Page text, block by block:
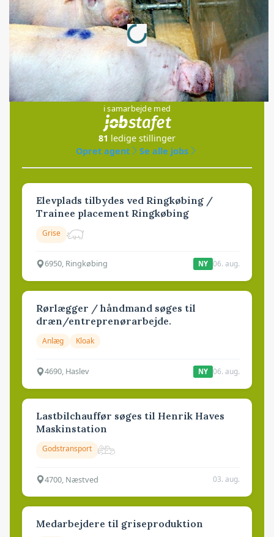
Annonce
Loading...
Jobs
i samarbejde med
81 ledige stillinger
Opret agent
Se alle jobs
Elevplads tilbydes ved Ringkøbing /
Trainee placement Ringkøbing
Grise
6950, Ringkøbing NY 06. aug.
Rørlægger / håndmand søges til
dræn/entreprenørarbejde.
Anlæg Kloak
4690, Haslev NY 06. aug.
Lastbilchauffør søges til Henrik Haves
Maskinstation
Godstransport
4700, Næstved 03. aug.
Medarbejdere til griseproduktion